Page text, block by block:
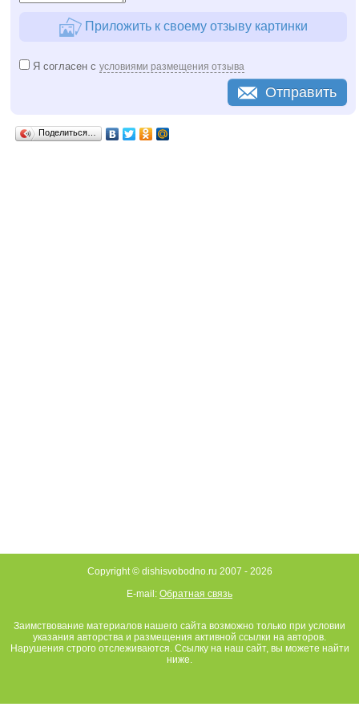
Приложить к своему отзыву картинки
Я согласен с условиями размещения отзыва
Отправить
Поделиться…
Copyright © dishisvobodno.ru 2007 - 2026
E-mail: Обратная связь
Заимствование материалов нашего сайта возможно только при условии
указания авторства и размещения активной ссылки на авторов.
Нарушения строго отслеживаются. Ссылку на наш сайт, вы можете найти
ниже.